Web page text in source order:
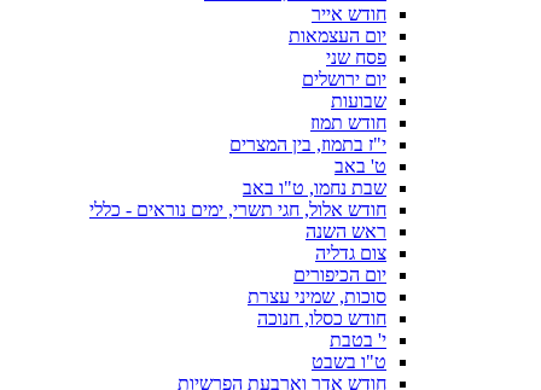
חודש אייר
יום העצמאות
פסח שני
יום ירושלים
שבועות
חודש תמוז
י"ז בתמוז, בין המצרים
ט' באב
שבת נחמו, ט"ו באב
חודש אלול, חגי תשרי, ימים נוראים - כללי
ראש השנה
צום גדליה
יום הכיפורים
סוכות, שמיני עצרת
חודש כסלו, חנוכה
י' בטבת
ט"ו בשבט
חודש אדר וארבעת הפרשיות